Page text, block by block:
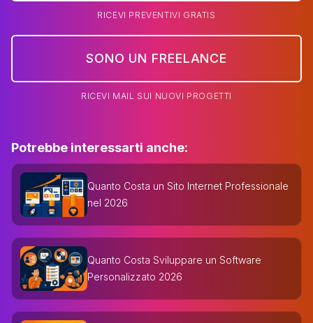
RICEVI PREVENTIVI GRATIS
SONO UN FREELANCE
RICEVI MAIL SUI NUOVI PROGETTI
Potrebbe interessarti anche:
Quanto Costa un Sito Internet Professionale
nel 2026
Quanto Costa Sviluppare un Software
Personalizzato 2026